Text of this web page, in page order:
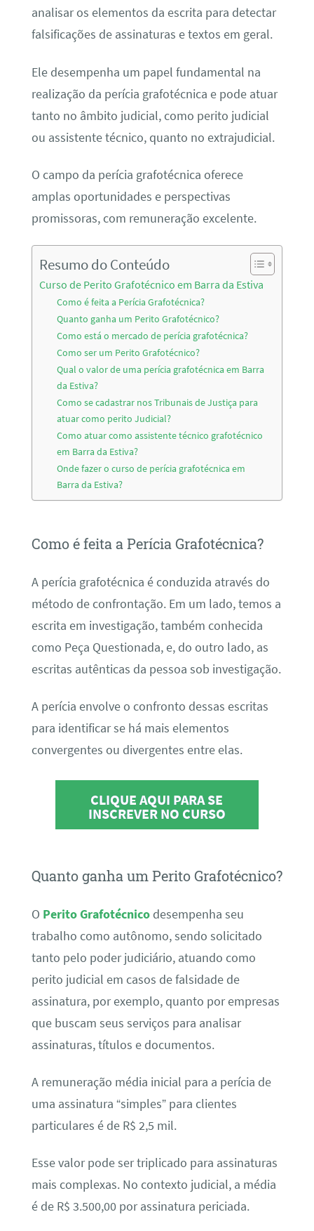
analisar os elementos da escrita para detectar
falsificações de assinaturas e textos em geral.
Ele desempenha um papel fundamental na
realização da perícia grafotécnica e pode atuar
tanto no âmbito judicial, como perito judicial
ou assistente técnico, quanto no extrajudicial.
O campo da perícia grafotécnica oferece
amplas oportunidades e perspectivas
promissoras, com remuneração excelente.
Resumo do Conteúdo
Curso de Perito Grafotécnico em Barra da Estiva
Como é feita a Perícia Grafotécnica?
Quanto ganha um Perito Grafotécnico?
Como está o mercado de perícia grafotécnica?
Como ser um Perito Grafotécnico?
Qual o valor de uma perícia grafotécnica em Barra
da Estiva?
Como se cadastrar nos Tribunais de Justiça para
atuar como perito Judicial?
Como atuar como assistente técnico grafotécnico
em Barra da Estiva?
Onde fazer o curso de perícia grafotécnica em
Barra da Estiva?
Como é feita a Perícia Grafotécnica?
A perícia grafotécnica é conduzida através do
método de confrontação. Em um lado, temos a
escrita em investigação, também conhecida
como Peça Questionada, e, do outro lado, as
escritas autênticas da pessoa sob investigação.
A perícia envolve o confronto dessas escritas
para identificar se há mais elementos
convergentes ou divergentes entre elas.
CLIQUE AQUI PARA SE
INSCREVER NO CURSO
Quanto ganha um Perito Grafotécnico?
O Perito Grafotécnicodesempenha seu
trabalho como autônomo, sendo solicitado
tanto pelo poder judiciário, atuando como
perito judicial em casos de falsidade de
assinatura, por exemplo, quanto por empresas
que buscam seus serviços para analisar
assinaturas, títulos e documentos.
A remuneração média inicial para a perícia de
uma assinatura “simples” para clientes
particulares é de R$ 2,5 mil.
Esse valor pode ser triplicado para assinaturas
mais complexas. No contexto judicial, a média
é de R$ 3.500,00 por assinatura periciada.